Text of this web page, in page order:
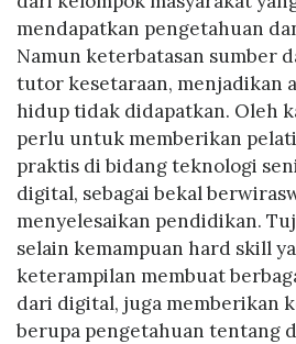
mendapatkan pengetahuan
Namun keterbatasan sumber
tutor kesetaraan, menjadikan
hidup tidak didapatkan. Oleh
perlu untuk memberikan
praktis di bidang teknologi
digital, sebagai bekal
menyelesaikan pendidikan.
selain kemampuan hard skill
keterampilan membuat
dari digital, juga memberikan
berupa pengetahuan tentang